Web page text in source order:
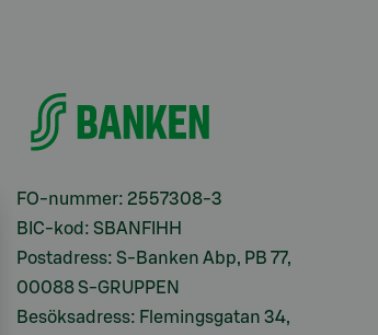
FO-nummer: 2557308-3
BIC-kod: SBANFIHH
Postadress: S-Banken Abp, PB 77,
00088 S-GRUPPEN
Besöksadress: Flemingsgatan 34,